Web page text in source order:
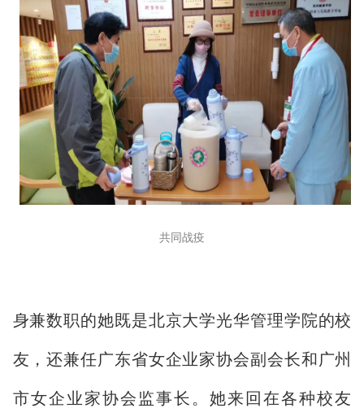
共同战疫
身兼数职的她既是北京大学光华管理学院的校
友，还兼任广东省女企业家协会副会长和广州
市女企业家协会监事长。她来回在各种校友